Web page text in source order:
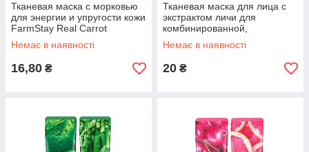
Тканевая маска с морковью
для энергии и упругости кожи
FarmStay Real Carrot
Essence Mask
Немає в наявності
16,80 ₴
Тканевая маска для лица с
экстрактом личи для
комбинированной,
проблемной, жирной
FarmStay Real Lychee
Немає в наявності
20 ₴